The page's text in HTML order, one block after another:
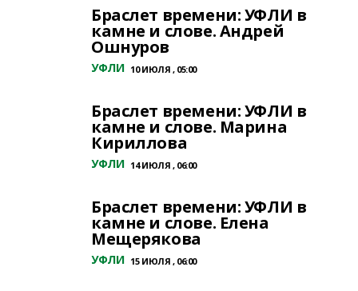
Браслет времени: УФЛИ в
камне и слове. Андрей
Ошнуров
УФЛИ 10 ИЮЛЯ , 05:00
Браслет времени: УФЛИ в
камне и слове. Марина
Кириллова
УФЛИ 14 ИЮЛЯ , 06:00
Браслет времени: УФЛИ в
камне и слове. Елена
Мещерякова
УФЛИ 15 ИЮЛЯ , 06:00